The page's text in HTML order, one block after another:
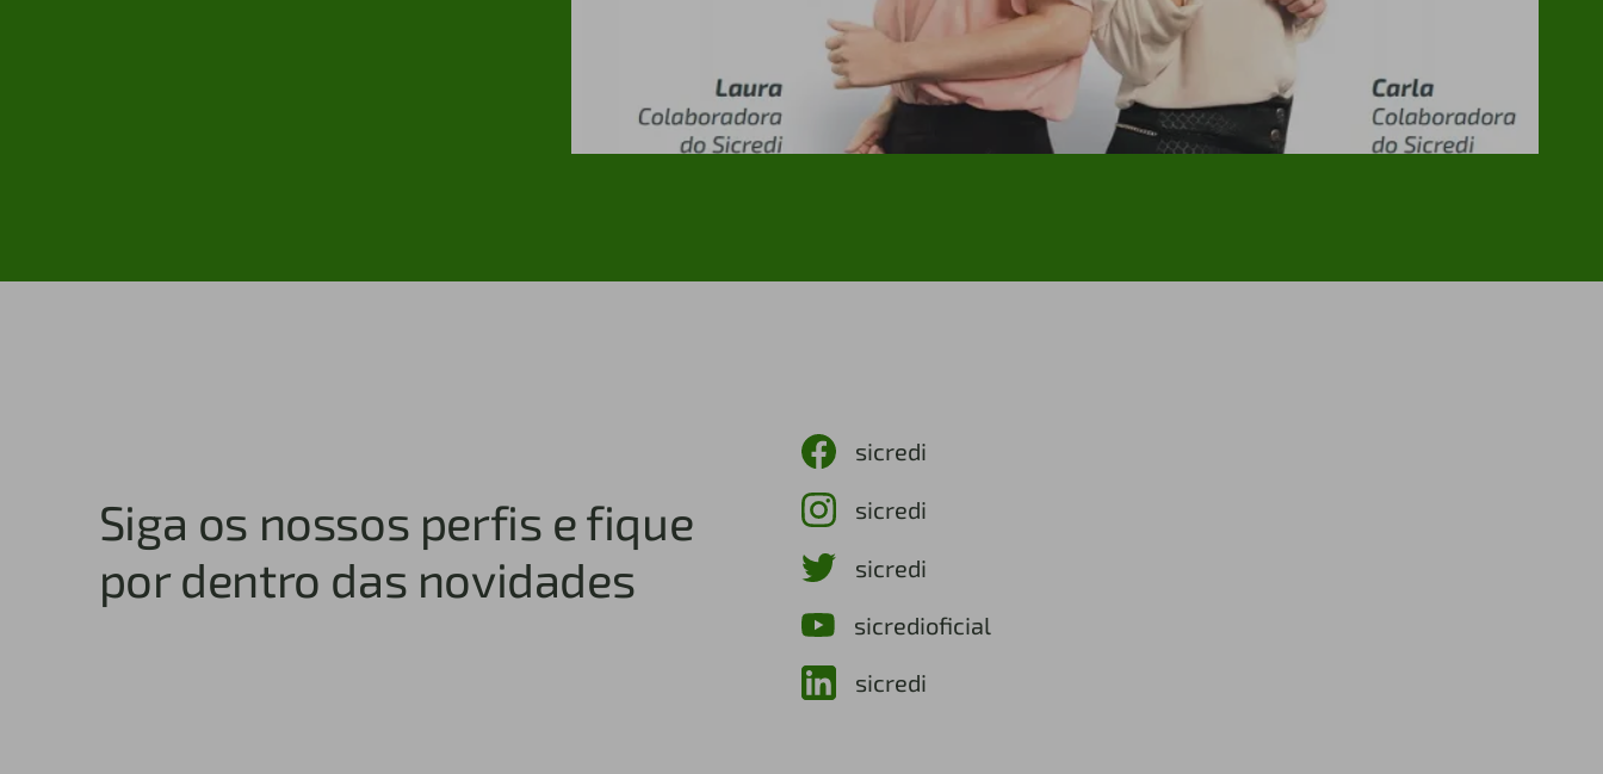
Siga os nossos perfis e fique
por dentro das novidades
sicredi
sicredi
sicredi
sicredioficial
sicredi